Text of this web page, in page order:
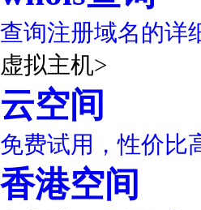
查询注册域名的详
虚拟主机>
云空间
免费试用，性价比
香港空间